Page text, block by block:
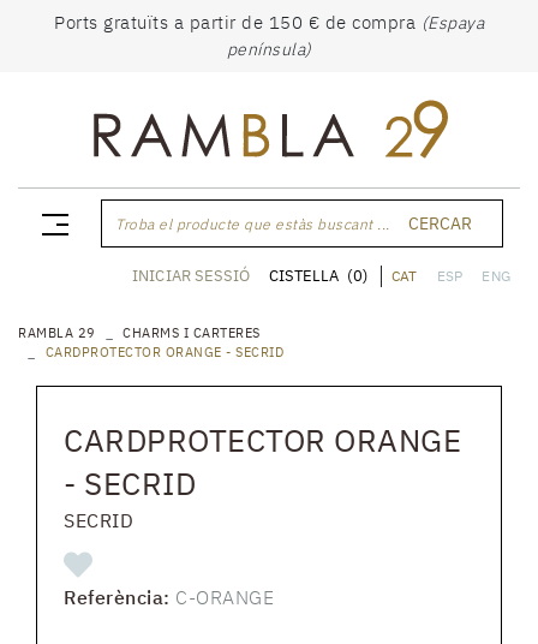
Ports gratuïts a partir de 150 € de compra (Espaya
península)
Troba el producte que estàs buscant ... CERCAR
CAT ESP ENG
INICIAR SESSIÓ CISTELLA (0)
RAMBLA 29
CHARMS I CARTERES
CARDPROTECTOR ORANGE - SECRID
CARDPROTECTOR ORANGE
- SECRID
SECRID
Referència: C-ORANGE